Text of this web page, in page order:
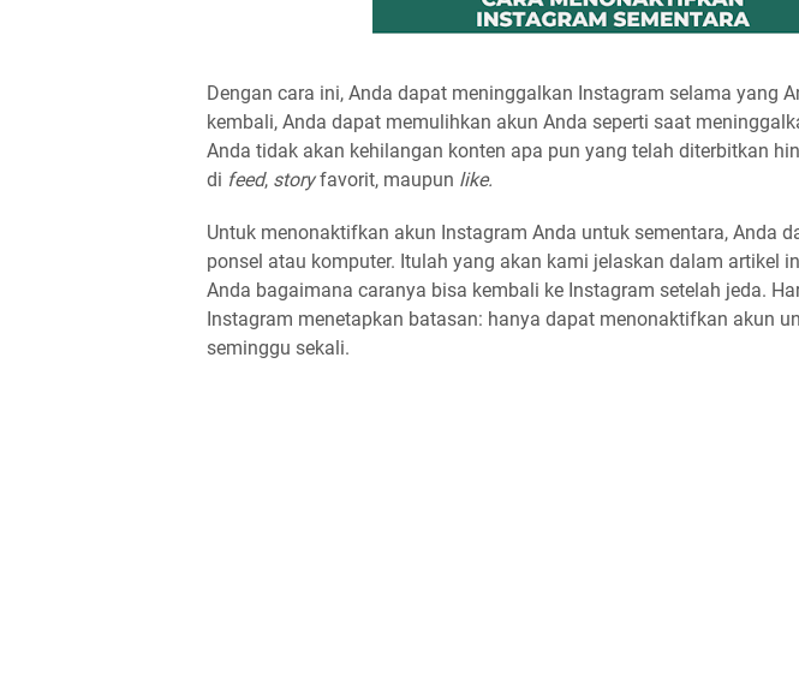
Dengan cara ini, Anda dapat meninggalkan Instagram selama yang
kembali, Anda dapat memulihkan akun Anda seperti saat
Anda tidak akan kehilangan konten apa pun yang telah diterbitkan
di feed, storyfavorit, maupun like.
Untuk menonaktifkan akun Instagram Anda untuk sementara, Anda
ponsel atau komputer. Itulah yang akan kami jelaskan dalam artikel
Anda bagaimana caranya bisa kembali ke Instagram setelah jeda.
Instagram menetapkan batasan: hanya dapat menonaktifkan akun
seminggu sekali.